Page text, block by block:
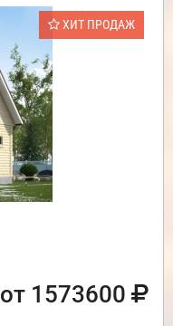
ХИТ ПРОДАЖ
от 1573600